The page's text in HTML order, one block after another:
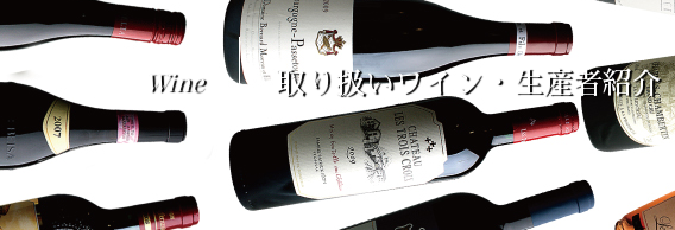
Wine 取り扱いワイン・生産者紹介